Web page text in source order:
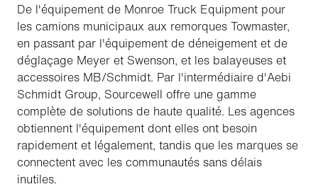
De l'équipement de Monroe Truck Equipment pour
les camions municipaux aux remorques Towmaster,
en passant par l'équipement de déneigement et de
déglaçage Meyer et Swenson, et les balayeuses et
accessoires MB/Schmidt. Par l'intermédiaire d'Aebi
Schmidt Group, Sourcewell offre une gamme
complète de solutions de haute qualité. Les agences
obtiennent l'équipement dont elles ont besoin
rapidement et légalement, tandis que les marques se
connectent avec les communautés sans délais
inutiles.